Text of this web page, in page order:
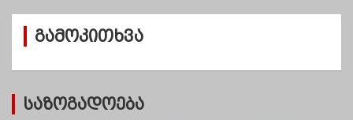
ი
გამოკითხვა
საზოგადოება